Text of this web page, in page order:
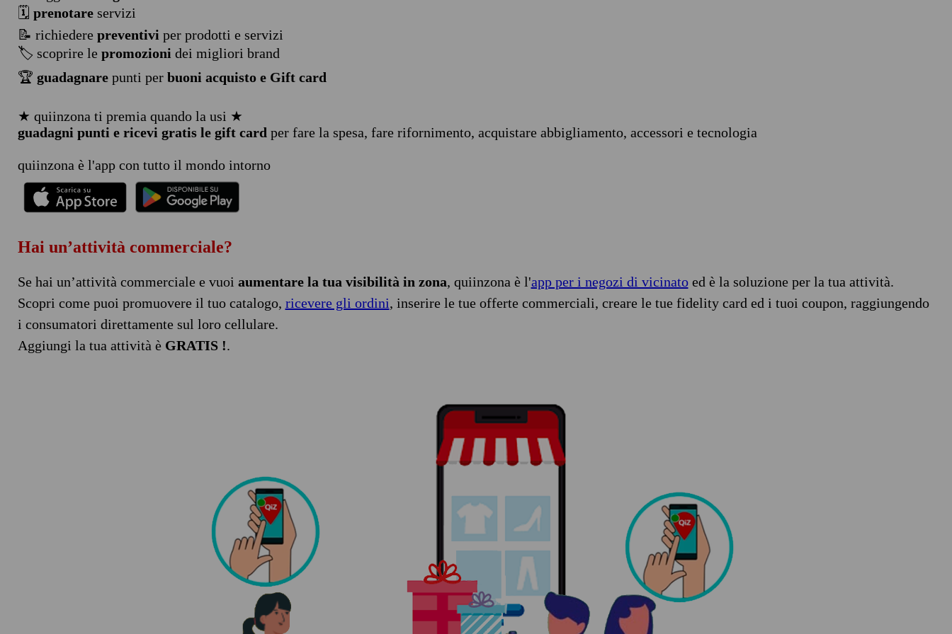
🗓️ prenotareservizi
📝 richiedere preventivi per prodotti e servizi
🏷️ scoprire le promozioni dei migliori brand
🏆 guadagnarepunti per buoni acquisto e Gift card
★ quiinzona ti premia quando la usi ★
guadagni punti e ricevi gratis le gift card per fare la spesa, fare rifornimento, acquistare abbigliamento, accessori e tecnologia
quiinzona è l'app con tutto il mondo intorno
Hai un’attività commerciale?
Se hai un’attività commerciale e vuoi aumentare la tua visibilità in zona, quiinzona è l'app per i negozi di vicinatoed è la soluzione per la tua attività.
Scopri come puoi promuovere il tuo catalogo, ricevere gli ordini, inserire le tue offerte commerciali, creare le tue fidelity card ed i tuoi coupon, raggiungendo
i consumatori direttamente sul loro cellulare.
Aggiungi la tua attività è GRATIS !.